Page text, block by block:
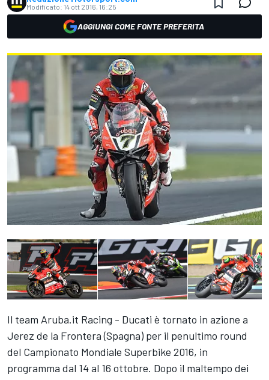
Modificato: 14 ott 2016, 16:25
AGGIUNGI COME FONTE PREFERITA
Il team Aruba.it Racing - Ducati è tornato in azione a
Jerez de la Frontera (Spagna) per il penultimo round
del Campionato Mondiale Superbike 2016, in
programma dal 14 al 16 ottobre. Dopo il maltempo dei